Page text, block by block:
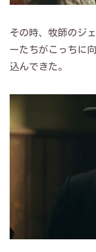
その時、牧師のジ
ーたちがこっちに
込んできた。